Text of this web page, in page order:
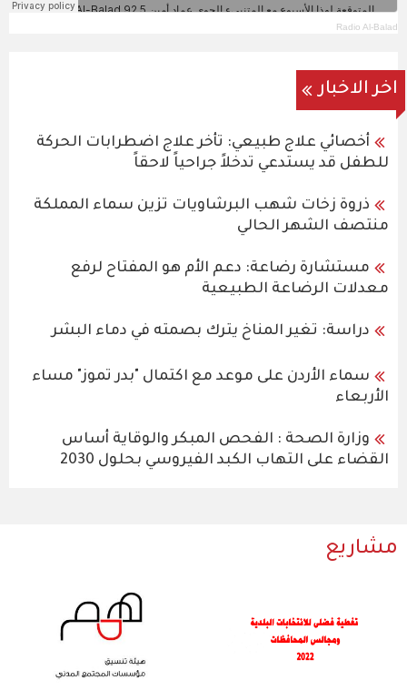
Radio Al-Balad
اخر الاخبار
أخصائي علاج طبيعي: تأخر علاج اضطرابات الحركة
للطفل قد يستدعي تدخلاً جراحياً لاحقاً
ذروة زخات شهب البرشاويات تزين سماء المملكة
منتصف الشهر الحالي
مستشارة رضاعة: دعم الأم هو المفتاح لرفع
معدلات الرضاعة الطبيعية
دراسة: تغير المناخ يترك بصمته في دماء البشر
سماء الأردن على موعد مع اكتمال "بدر تموز" مساء
الأربعاء
وزارة الصحة : الفحص المبكر والوقاية أساس
القضاء على التهاب الكبد الفيروسي بحلول 2030
مشاريع